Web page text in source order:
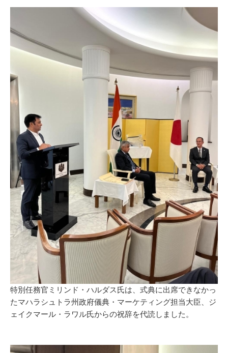
特別任務官ミリンド・ハルダス氏は、式典に出席できなかっ
たマハラシュトラ州政府儀典・マーケティング担当大臣、ジ
ェイクマール・ラワル氏からの祝辞を代読しました。